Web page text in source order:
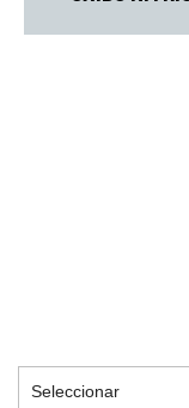
Seleccionar